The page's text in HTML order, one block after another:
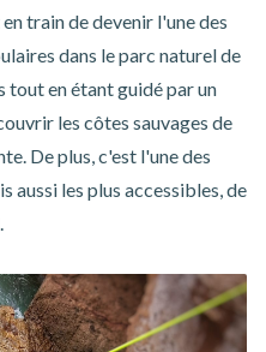
train de devenir l'une des
dans le parc naturel de
tout en étant guidé par un
les côtes sauvages de
De plus, c'est l'une des
aussi les plus accessibles, de